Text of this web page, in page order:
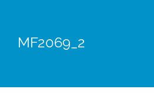
MF2069_2